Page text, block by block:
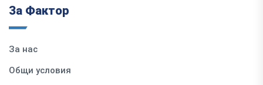
За Фактор
За нас
Общи условия